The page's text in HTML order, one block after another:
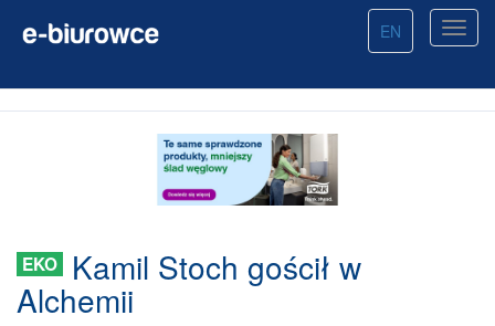
EN
EKO Kamil Stoch gościł w
Alchemii